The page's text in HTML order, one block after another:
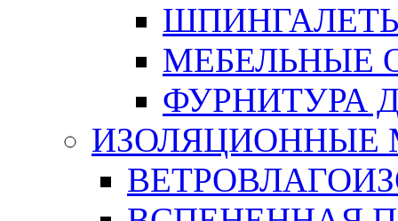
МЕБЕЛЬНЫЕ
ФУРНИТУРА
ИЗОЛЯЦИОННЫЕ